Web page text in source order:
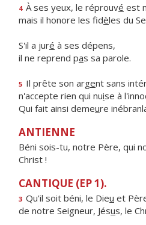
4 À ses yeux, le réprouvé est
mais il honore les fidèles du
S'il a juré à ses dépens,
il ne reprend pas sa parole.
5 Il prête son argent sans
n'accepte rien qui nuise à
Qui fait ainsi demeure
ANTIENNE
Béni sois-tu, notre Père, qui
Christ !
CANTIQUE (EP 1).
3 Qu'il soit béni, le Dieu et
de notre Seigneur, Jésus, le